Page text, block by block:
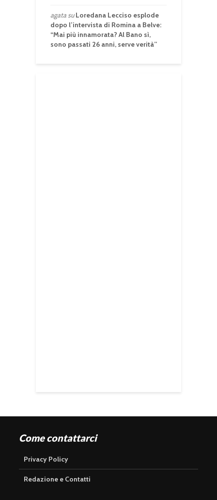
agatasuLoredana Lecciso esplode
dopo l’intervista di Romina a Belve:
“Mai più innamorata? Al Bano sì,
sono passati 26 anni, serve verità”
Come contattarci
Privacy Policy
Redazione e Contatti